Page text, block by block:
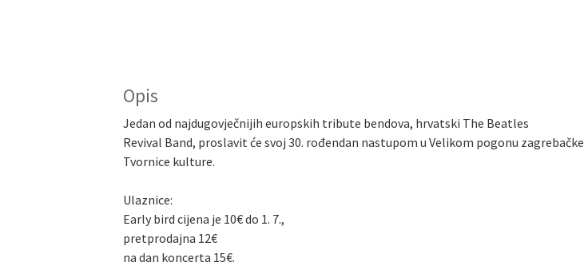
Opis
Jedan od najdugovječnijih europskih tribute bendova, hrvatski The Beatles
Revival Band, proslavit će svoj 30. rođendan nastupom u Velikom pogonu zagrebačke
Tvornice kulture.
Ulaznice:
Early bird cijena je 10€ do 1. 7.,
pretprodajna 12€
na dan koncerta 15€.